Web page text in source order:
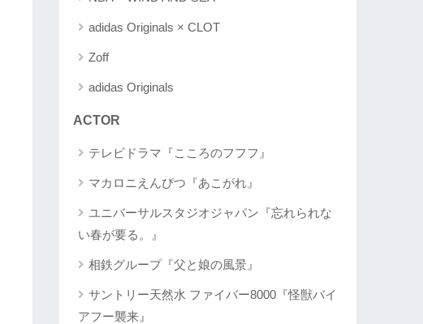
adidas Originals × CLOT
Zoff
adidas Originals
ACTOR
テレビドラマ『こころのフフフ』
マカロニえんぴつ『あこがれ』
ユニバーサルスタジオジャパン『忘れられな
い春が要る。』
相鉄グループ『父と娘の風景』
サントリー天然水 ファイバー8000『怪獣バイ
アフー襲来』